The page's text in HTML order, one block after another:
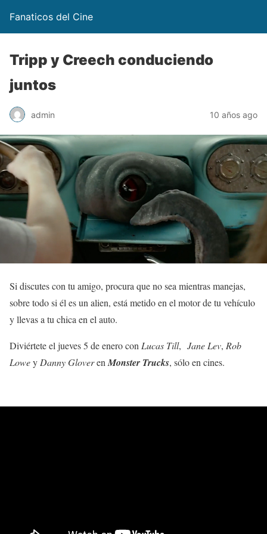
Fanaticos del Cine
Tripp y Creech conduciendo
juntos
admin 10 años ago
Si discutes con tu amigo, procura que no sea mientras manejas,
sobre todo si él es un alien, está metido en el motor de tu vehículo
y llevas a tu chica en el auto.
Diviértete el jueves 5 de enero con Lucas Till, Jane Lev, Rob
Lowey Danny Gloveren Monster Trucks, sólo en cines.